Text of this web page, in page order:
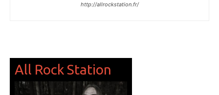
http://allrockstation.fr/